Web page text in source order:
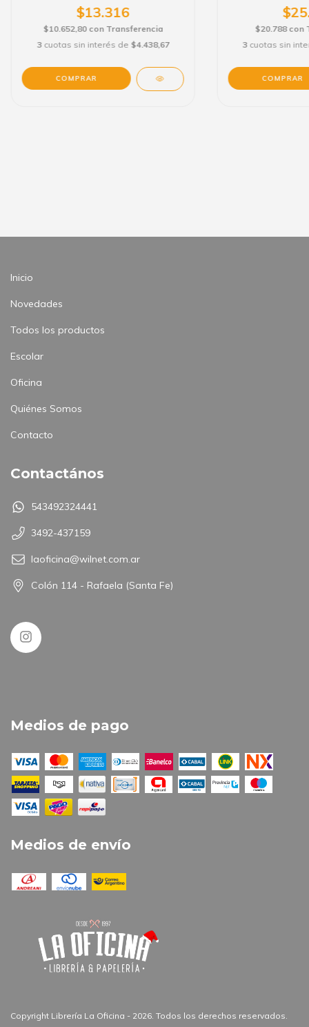
$13.316
$10.652,80 con Transferencia
3 cuotas sin interés de $4.438,67
COMPRAR
$20.788con
3 cuotas sin
Inicio
Novedades
Todos los productos
Escolar
Oficina
Quiénes Somos
Contacto
Contactános
543492324441
3492-437159
laoficina@wilnet.com.ar
Colón 114 - Rafaela (Santa Fe)
Medios de pago
Medios de envío
Copyright Librería La Oficina - 2026. Todos los derechos reservados.